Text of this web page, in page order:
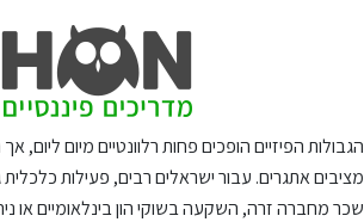
הגבולות הפיזיים הופכים פחות רלוונטיים מיום ליום, אך
מציבים אתגרים. עבור ישראלים רבים, פעילות
שכר מחברה זרה, השקעה בשוקי הון בינלאומיים או